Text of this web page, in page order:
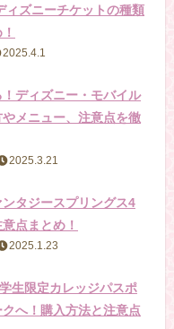
ィズニーチケットの種類
2025.4.1
ディズニー・モバイル
メニュー、注意点を徹
2025.3.21
ンタジースプリングス4
点まとめ！
2025.1.23
生限定カレッジパスポ
へ！購入方法と注意点